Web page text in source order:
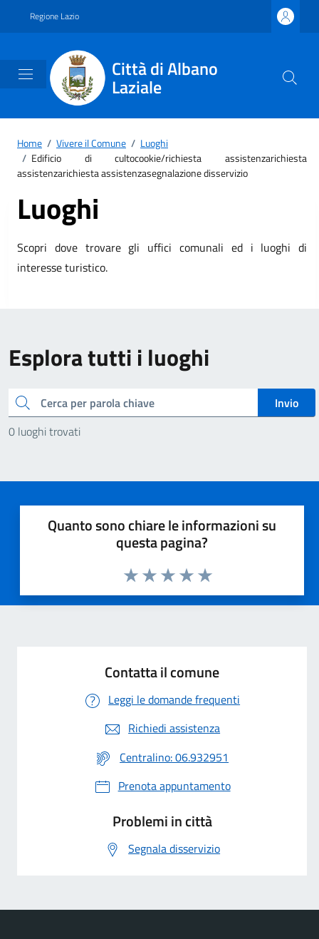
Regione Lazio
Città di Albano
Laziale
Home / Vivere il Comune / Luoghi
/ Edificio di cultocookie/richiesta assistenzarichiesta
assistenzarichiesta assistenzasegnalazione disservizio
Luoghi
Scopri dove trovare gli uffici comunali ed i luoghi di
interesse turistico.
Esplora tutti i luoghi
Cerca
Invio
0 luoghi trovati
Quanto sono chiare le informazioni su
questa pagina?
Valuta 5 stelle su 5
Valuta 4 stelle su 5
Valuta 3 stelle su 5
Valuta 2 stelle su 5
Valuta 1 stelle su 5
Contatta il comune
Leggi le domande frequenti
Richiedi assistenza
Centralino: 06.932951
Prenota appuntamento
Problemi in città
Segnala disservizio